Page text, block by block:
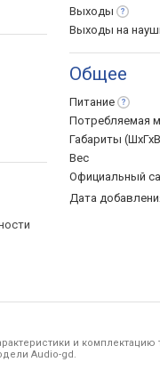
Выходы
Выходы на
Общее
Питание
Потребляемая
Габариты
Вес
Официальный
Дата
и комплектацию
Audio-gd.